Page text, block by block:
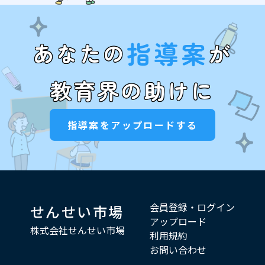
あなたの指導案が
教育界の助けに
指導案をアップロードする
せんせい市場
株式会社せんせい市場
会員登録・ログイン
アップロード
利用規約
お問い合わせ